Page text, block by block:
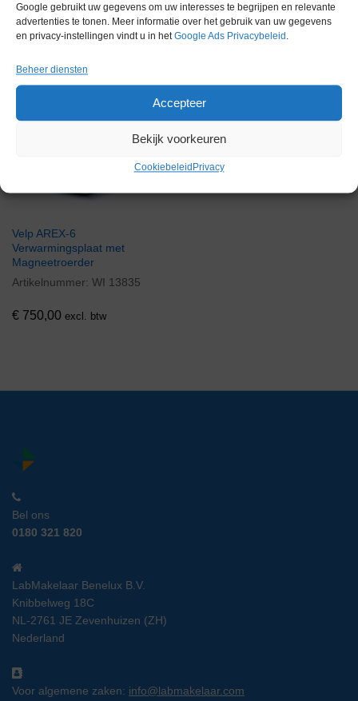
Google gebruikt uw gegevens om uw interesses te begrijpen en relevante
advertenties te tonen. Meer informatie over het gebruik van uw gegevens
en privacy-instellingen vindt u in hetGoogle Ads Privacybeleid .
Beheer diensten
Accepteer
Bekijk voorkeuren
Cookiebeleid Privacy
Gerelateerde producten
Via bemiddeling
Velp AREX-6
Verwarmingsplaat met
Magneetroerder
Artikelnummer: WI 13835
€ 750,00 excl. btw
Bel ons
0180 321 820
LabMakelaar Benelux B.V.
Knibbelweg 18C
NL-2761 JE Zevenhuizen (ZH)
Nederland
Voor algemene zaken: info@labmakelaar.com